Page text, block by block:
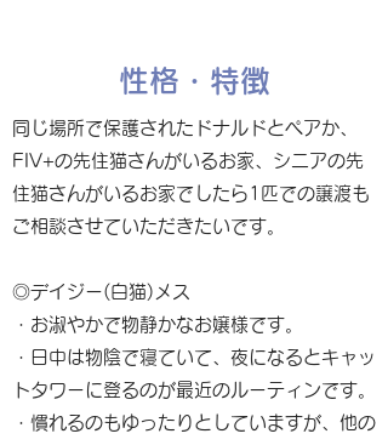
性格・特徴
同じ場所で保護されたドナルドとペアか、
FIV+の先住猫さんがいるお家、シニアの先
住猫さんがいるお家でしたら1匹での譲渡も
ご相談させていただきたいです。
◎デイジー(白猫)メス
・お淑やかで物静かなお嬢様です。
・日中は物陰で寝ていて、夜になるとキャッ
トタワーに登るのが最近のルーティンです。
・慣れるのもゆったりとしていますが、他の